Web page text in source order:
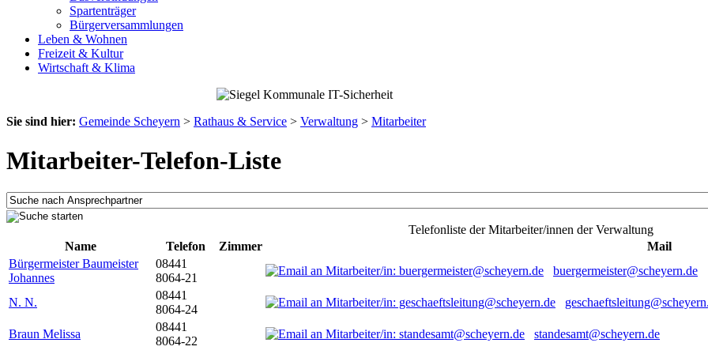
Spartenträger
Bürgerversammlungen
Leben & Wohnen
Freizeit & Kultur
Wirtschaft & Klima
Sie sind hier: Gemeinde Scheyern > Rathaus & Service > Verwaltung > Mitarbeiter
Mitarbeiter-Telefon-Liste
Telefonliste der Mitarbeiter/innen der Verwaltung
Name
Telefon Zimmer
Mail
Bürgermeister Baumeister
Johannes
08441
8064-21
buergermeister@scheyern.de
N. N.
08441
8064-24
Braun Melissa
08441
8064-22
standesamt@scheyern.de